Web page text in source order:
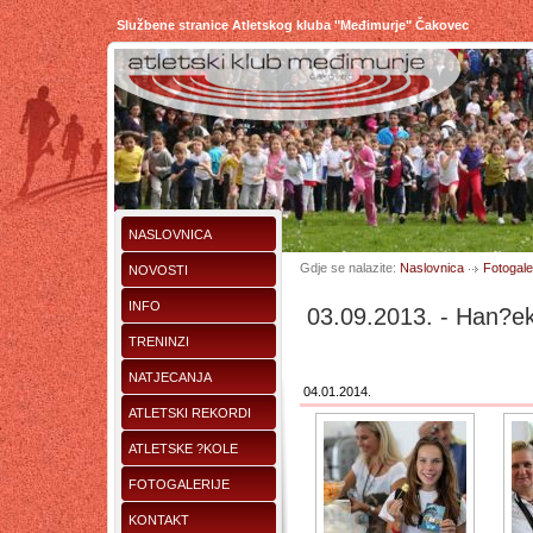
Službene stranice Atletskog kluba "Međimurje" Čakovec
NASLOVNICA
NOVOSTI
INFO
TRENINZI
NATJECANJA
ATLETSKI REKORDI
ATLETSKE ?KOLE
FOTOGALERIJE
KONTAKT
Gdje se nalazite: Naslovnica
03.09.2013. -
04.01.2014.